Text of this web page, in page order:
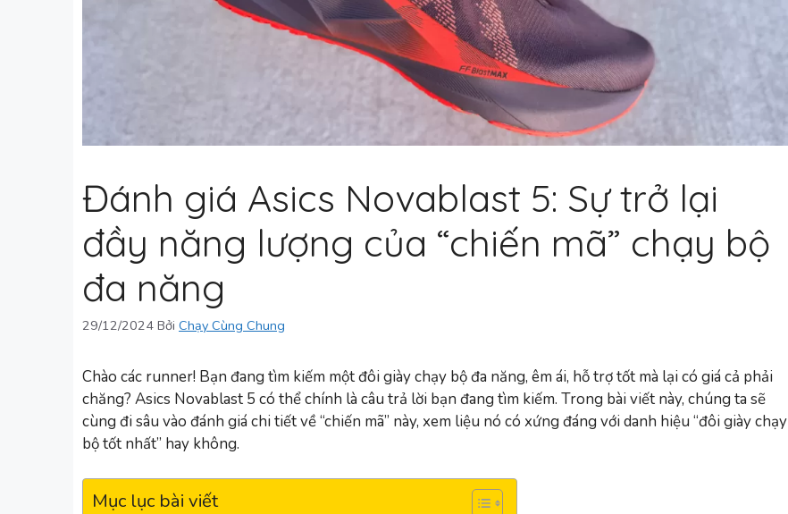
Đánh giá Asics Novablast 5: Sự trở lại
đầy năng lượng của “chiến mã” chạy bộ
đa năng
29/12/2024 Bởi Chạy Cùng Chung
Chào các runner! Bạn đang tìm kiếm một đôi giày chạy bộ đa năng, êm ái, hỗ trợ tốt mà lại có giá cả phải
chăng? Asics Novablast 5 có thể chính là câu trả lời bạn đang tìm kiếm. Trong bài viết này, chúng ta sẽ
cùng đi sâu vào đánh giá chi tiết về “chiến mã” này, xem liệu nó có xứng đáng với danh hiệu “đôi giày chạy
bộ tốt nhất” hay không.
Mục lục bài viết